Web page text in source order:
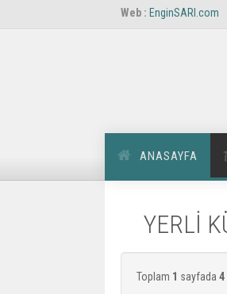
Web : EnginSARI.com
ANASAYFA
YERLİ
Toplam 1 sayfada 4